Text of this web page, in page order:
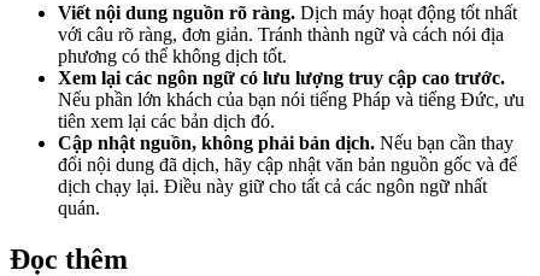
Viết nội dung nguồn rõ ràng. Dịch máy hoạt động tốt nhất
với câu rõ ràng, đơn giản. Tránh thành ngữ và cách nói địa
phương có thể không dịch tốt.
Xem lại các ngôn ngữ có lưu lượng truy cập cao trước.
Nếu phần lớn khách của bạn nói tiếng Pháp và tiếng Đức, ưu
tiên xem lại các bản dịch đó.
Cập nhật nguồn, không phải bản dịch. Nếu bạn cần thay
đổi nội dung đã dịch, hãy cập nhật văn bản nguồn gốc và để
dịch chạy lại. Điều này giữ cho tất cả các ngôn ngữ nhất
quán.
Đọc thêm